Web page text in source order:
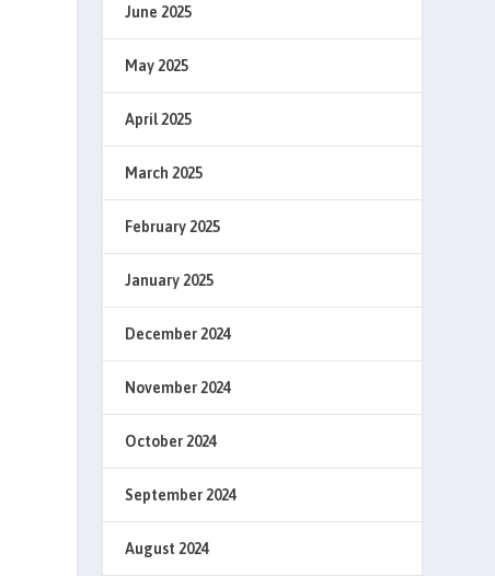
June 2025
May 2025
April 2025
March 2025
February 2025
January 2025
December 2024
November 2024
October 2024
September 2024
August 2024